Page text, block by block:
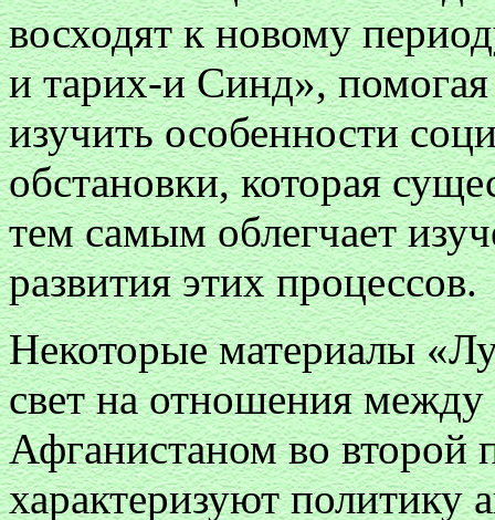
восходят к новому
и тарих-и Синд»,
изучить особенности
обстановки, которая
тем самым облегчает
развития этих процессов.
Некоторые материалы
свет на отношения
Афганистаном во второй
характеризуют политику